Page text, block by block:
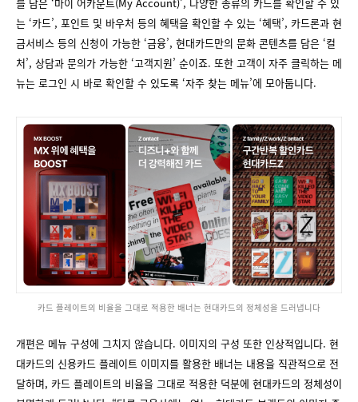
는 ‘카드’, 포인트 및 바우처 등의 혜택을 확인할 수 있는 ‘혜택’, 카드론과 현
금서비스 등의 신청이 가능한 ‘금융’, 현대카드만의 문화 콘텐츠를 담은 ‘컬
처’, 상담과 문의가 가능한 ‘고객지원’ 순이죠. 또한 고객이 자주 클릭하는 메
뉴는 로그인 시 바로 확인할 수 있도록 ‘자주 찾는 메뉴’에 모아둡니다.
카드 플레이트의 비율을 그대로 적용한 배너는 현대카드의 정체성을 드러냅니다
개편은 메뉴 구성에 그치지 않습니다. 이미지의 구성 또한 인상적입니다. 현
대카드의 신용카드 플레이트 이미지를 활용한 배너는 내용을 직관적으로 전
달하며, 카드 플레이트의 비율을 그대로 적용한 덕분에 현대카드의 정체성이